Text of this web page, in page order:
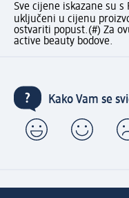
Sve cijene iskazane su s
uključeni u cijenu
ostvariti popust.(#) Za
active beauty bodove.
Kako Vam se